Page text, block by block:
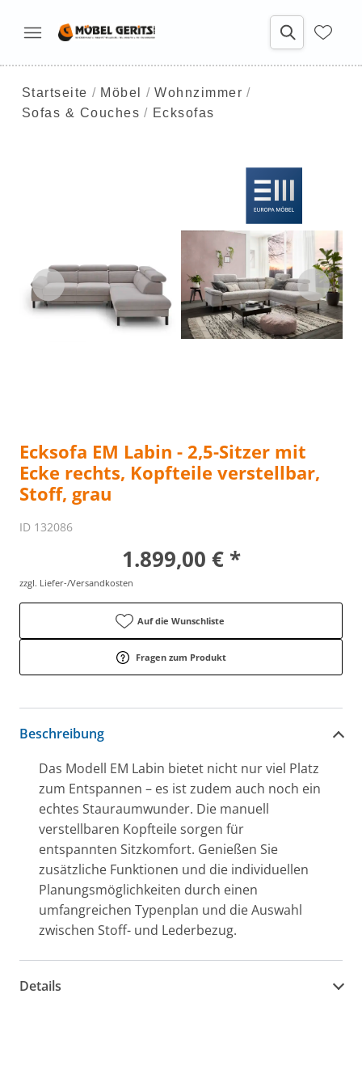
Startseite Möbel
Wohnzimmer
Sofas & Couches
Ecksofas
Ecksofa EM Labin - 2,5-Sitzer mit
Ecke rechts, Kopfteile verstellbar,
Stoff, grau
ID 132086
1.899,00 € *
zzgl. Liefer-/Versandkosten
Auf die Wunschliste
Fragen zum Produkt
Beschreibung
Das Modell EM Labin bietet nicht nur viel Platz
zum Entspannen – es ist zudem auch noch ein
echtes Stauraumwunder. Die manuell
verstellbaren Kopfteile sorgen für
entspannten Sitzkomfort. Genießen Sie
zusätzliche Funktionen und die individuellen
Planungsmöglichkeiten durch einen
umfangreichen Typenplan und die Auswahl
zwischen Stoff- und Lederbezug.
Details